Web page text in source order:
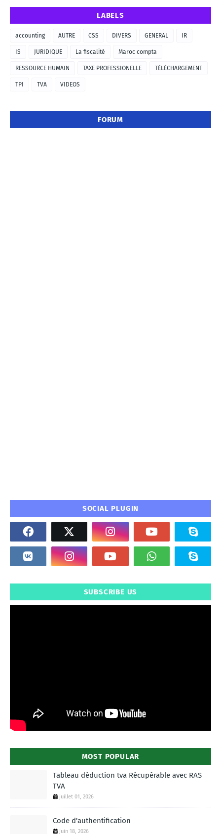
LABELS
accounting AUTRE CSS DIVERS GENERAL IR
IS JURIDIQUE La fiscalité Maroc compta
RESSOURCE HUMAIN TAXE PROFESSIONELLE TÉLÉCHARGEMENT
TPI TVA VIDEOS
FORUM
SOCIAL PLUGIN
SUBSCRIBE US
MOST POPULAR
Tableau déduction tva Récupérable avec RAS
TVA
juillet 01, 2026
Code d'authentification
juin 18, 2026